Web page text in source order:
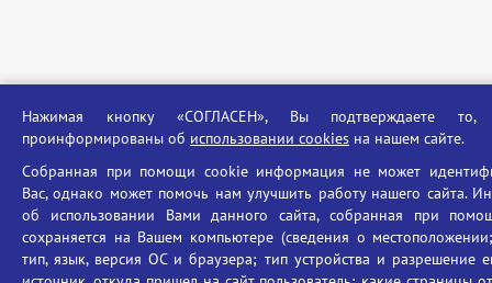
Нажимая кнопку «СОГЛАСЕН», Вы подтверждаете
проинформированы об использовании cookies на нашем сайте.
Собранная при помощи cookie информация не может
Вас, однако может помочь нам улучшить работу нашего сайта.
об использовании Вами данного сайта, собранная при
сохраняется на Вашем компьютере (сведения о
тип, язык, версия ОС и браузера; тип устройства и разрешение